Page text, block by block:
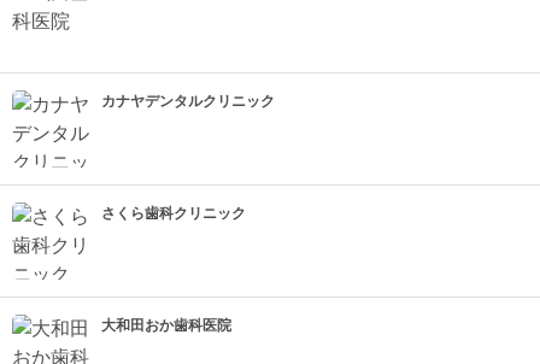
カナヤデンタルクリニック
さくら歯科クリニック
大和田おか歯科医院